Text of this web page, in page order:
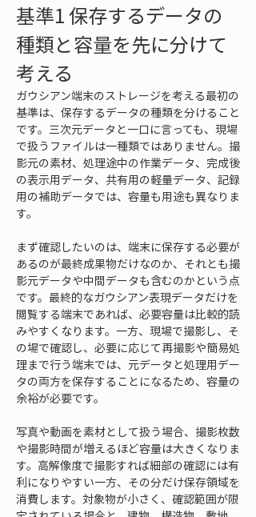
基準1 保存するデータの
種類と容量を先に分けて
考える
ガウシアン端末のストレージを考える最初の
基準は、保存するデータの種類を分けること
です。三次元データと一口に言っても、現場
で扱うファイルは一種類ではありません。撮
影元の素材、処理途中の作業データ、完成後
の表示用データ、共有用の軽量データ、記録
用の補助データでは、容量も用途も異なりま
す。
まず確認したいのは、端末に保存する必要が
あるのが最終成果物だけなのか、それとも撮
影元データや中間データも含むのかという点
です。最終的なガウシアン表現データだけを
閲覧する端末であれば、必要容量は比較的読
みやすくなります。一方、現場で撮影し、そ
の場で確認し、必要に応じて再撮影や簡易処
理まで行う端末では、元データと処理用デー
タの両方を保存することになるため、容量の
余裕が必要です。
写真や動画を素材として扱う場合、撮影枚数
や撮影時間が増えるほど容量は大きくなりま
す。高解像度で撮影すれば細部の確認には有
利になりやすい一方、その分だけ保存領域を
消費します。対象物が小さく、確認範囲が限